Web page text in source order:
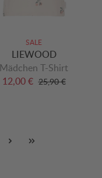
SALE
LIEWOOD
Mädchen T-Shirt
12,00 € 25,90 €